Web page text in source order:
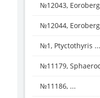
№12043,
№12044,
№1, Ptyctothyris ...
№11179,
№11186, ...